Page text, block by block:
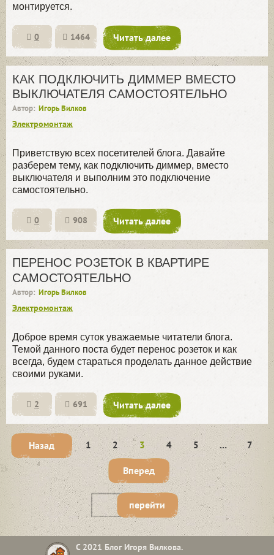
монтируется.
0 1464 Читать далее
КАК ПОДКЛЮЧИТЬ ДИММЕР ВМЕСТО
ВЫКЛЮЧАТЕЛЯ САМОСТОЯТЕЛЬНО
Автор: Игорь Вилков
Электромонтаж
Приветствую всех посетителей блога. Давайте
разберем тему, как подключить диммер, вместо
выключателя и выполним это подключение
самостоятельно.
0 908 Читать далее
ПЕРЕНОС РОЗЕТОК В КВАРТИРЕ
САМОСТОЯТЕЛЬНО
Автор: Игорь Вилков
Электромонтаж
Доброе время суток уважаемые читатели блога.
Темой данного поста будет перенос розеток и как
всегда, будем стараться проделать данное действие
своими руками.
2 691 Читать далее
Назад 1 2 3 4 5 … 7
Вперед
С 2021 Блог Игоря Вилкова.